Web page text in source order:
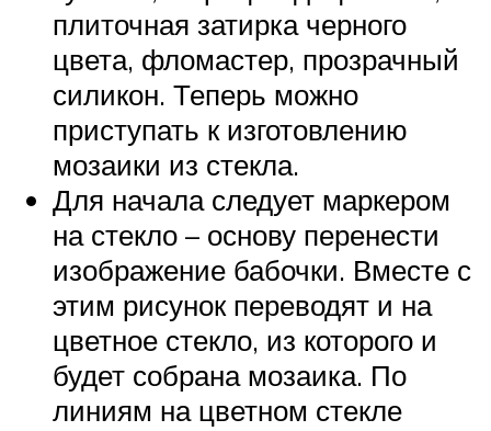
плиточная затирка черного
цвета, фломастер, прозрачный
силикон. Теперь можно
приступать к изготовлению
мозаики из стекла.
Для начала следует маркером
на стекло – основу перенести
изображение бабочки. Вместе с
этим рисунок переводят и на
цветное стекло, из которого и
будет собрана мозаика. По
линиям на цветном стекле